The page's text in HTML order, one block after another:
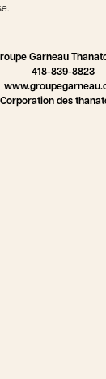
Garneau
418-839-8823
des